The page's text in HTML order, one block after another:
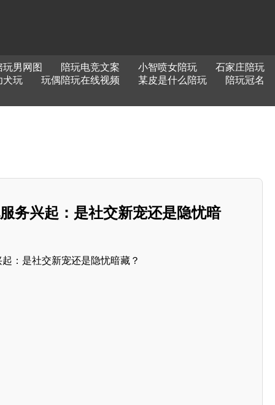
玩男网图 陪玩电竞文案 小智喷女陪玩
石家庄陪玩
犬玩
玩偶陪玩在线视频 某皮是什么陪玩 陪玩冠名
务兴起：是社交新宠还是隐忧暗